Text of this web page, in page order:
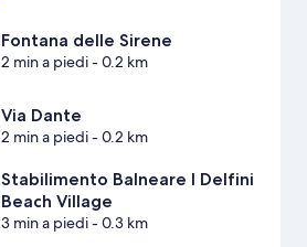
Fontana delle Sirene
2 min a piedi- 0.2 km
Via Dante
2 min a piedi- 0.2 km
Stabilimento Balneare I Delfini
Beach Village
3 min a piedi- 0.3 km